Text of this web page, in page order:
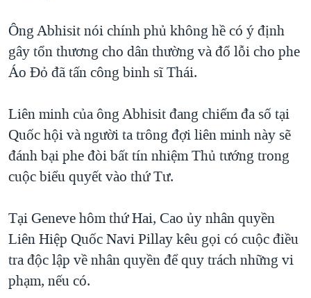
Ông Abhisit nói chính phủ không hề có ý định
gây tổn thương cho dân thường và đổ lỗi cho phe
Áo Đỏ đã tấn công binh sĩ Thái.
Liên minh của ông Abhisit đang chiếm đa số tại
Quốc hội và người ta trông đợi liên minh này sẽ
đánh bại phe đòi bất tín nhiệm Thủ tướng trong
cuộc biểu quyết vào thứ Tư.
Tại Geneve hôm thứ Hai, Cao ủy nhân quyền
Liên Hiệp Quốc Navi Pillay kêu gọi có cuộc điều
tra độc lập về nhân quyền để quy trách những vi
phạm, nếu có.